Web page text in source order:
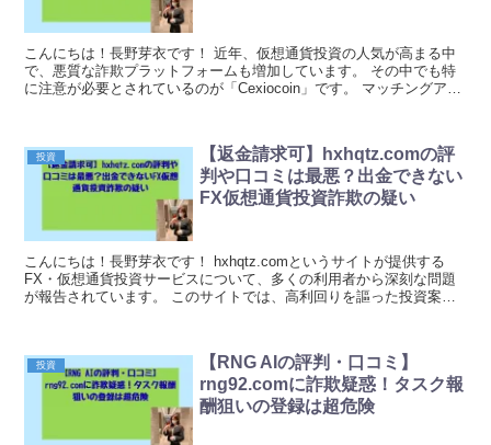
こんにちは！長野芽衣です！ 近年、仮想通貨投資の人気が高まる中
で、悪質な詐欺プラットフォームも増加しています。 その中でも特
に注意が必要とされているのが「Cexiocoin」です。 マッチングアプ
投資
【返金請求可】hxhqtz.comの評
判や口コミは最悪？出金できない
FX仮想通貨投資詐欺の疑い
こんにちは！長野芽衣です！ hxhqtz.comというサイトが提供する
FX・仮想通貨投資サービスについて、多くの利用者から深刻な問題
が報告されています。 このサイトでは、高利回りを謳った投資案件
投資
【RNG AIの評判・口コミ】
rng92.comに詐欺疑惑！タスク報
酬狙いの登録は超危険